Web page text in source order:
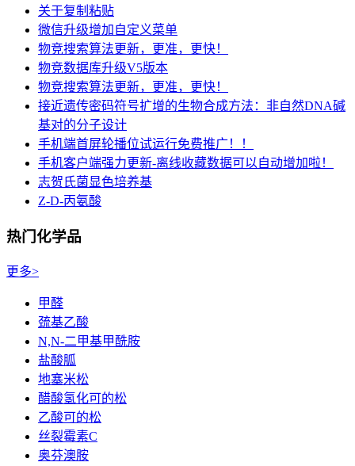
关于复制粘贴
微信升级增加自定义菜单
物竞搜索算法更新，更准，更快！
物竞数据库升级V5版本
物竞搜索算法更新，更准，更快！
接近遗传密码符号扩增的生物合成方法：非自然DNA碱
基对的分子设计
手机端首屏轮播位试运行免费推广！！
手机客户端强力更新-离线收藏数据可以自动增加啦！
志贺氏菌显色培养基
Z-D-丙氨酸
热门化学品
更多>
甲醛
巯基乙酸
N,N-二甲基甲酰胺
盐酸胍
地塞米松
醋酸氢化可的松
乙酸可的松
丝裂霉素C
奥芬澳胺